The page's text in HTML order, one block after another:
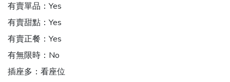
有賣單品： Yes
有賣甜點： Yes
有賣正餐： Yes
有無限時： No
插座多： 看座位